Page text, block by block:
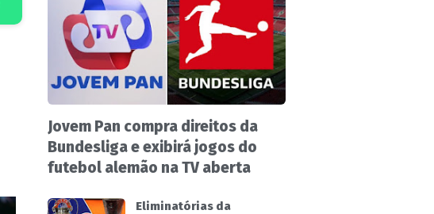
Jovem Pan compra direitos da
Bundesliga e exibirá jogos do
futebol alemão na TV aberta
Eliminatórias da